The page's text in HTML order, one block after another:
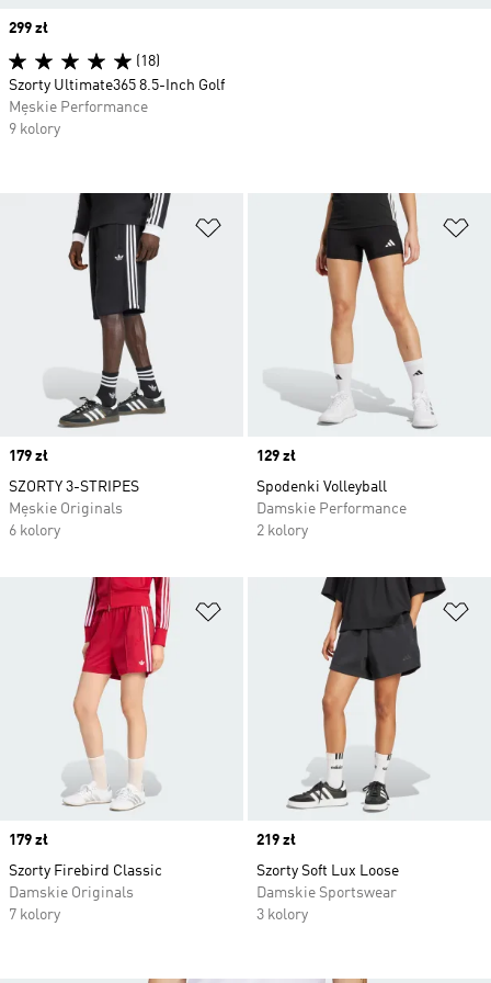
Dodaj do listy życzeń
Price
179 zł
SZORTY 3-STRIPES
Męskie Originals
6 kolory
Price
129 zł
Spodenki Volleyball
Damskie Performance
2 kolory
Dodaj do listy życzeń
Price
179 zł
Szorty Firebird Classic
Damskie Originals
7 kolory
Price
219 zł
Szorty Soft Lux Loose
Damskie Sportswear
3 kolory
Price
299 zł
(18)
Szorty Ultimate365 8.5-Inch Golf
Męskie Performance
9 kolory